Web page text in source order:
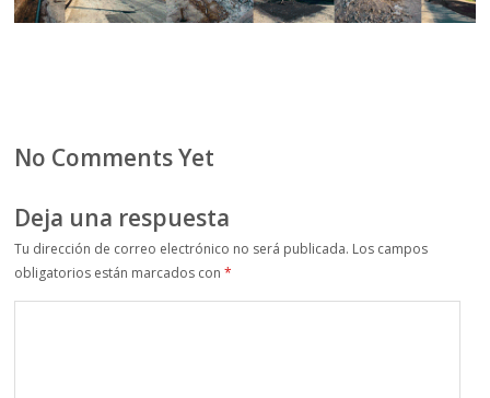
No Comments Yet
Deja una respuesta
Tu dirección de correo electrónico no será publicada. Los campos
obligatorios están marcados con*